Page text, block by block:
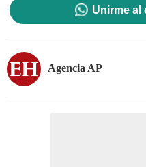
Unirme al
Agencia AP